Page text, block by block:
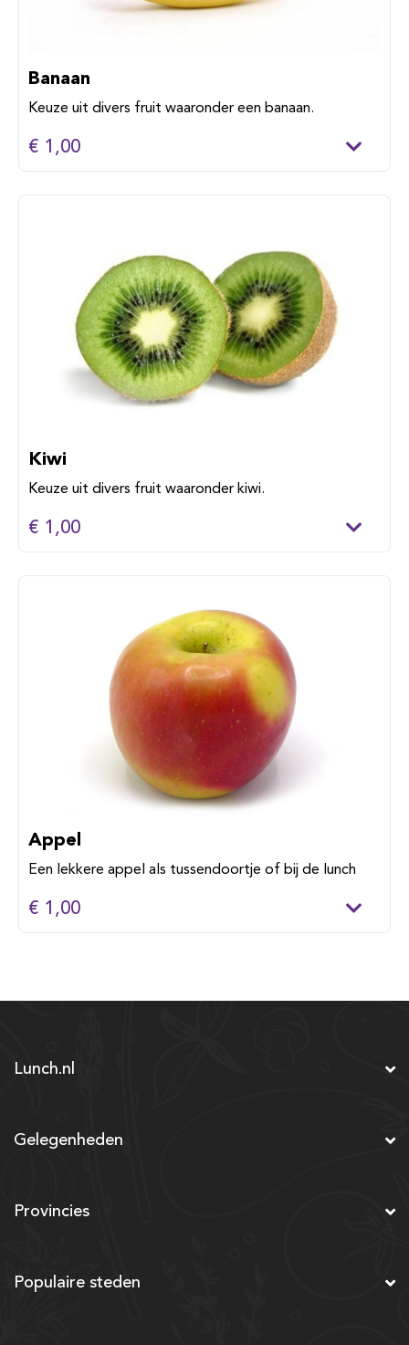
Banaan
Keuze uit divers fruit waaronder een banaan.
€ 1,00
Kiwi
Keuze uit divers fruit waaronder kiwi.
€ 1,00
Appel
Een lekkere appel als tussendoortje of bij de lunch
€ 1,00
Lunch.nl
Gelegenheden
Provincies
Populaire steden